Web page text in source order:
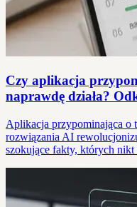
Czy aplikacja
naprawdę działa?
Aplikacja przypominająca o
rozwiązania AI
szokujące fakty, których